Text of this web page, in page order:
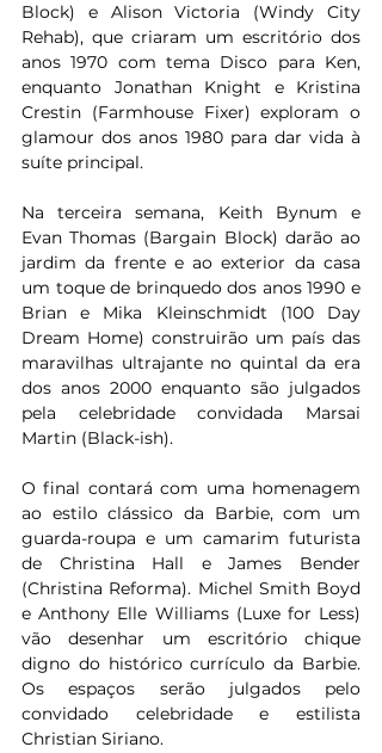
Block) e Alison Victoria (Windy City
Rehab), que criaram um escritório dos
anos 1970 com tema Disco para Ken,
enquanto Jonathan Knight e Kristina
Crestin (Farmhouse Fixer) exploram o
glamour dos anos 1980 para dar vida à
suíte principal.
Na terceira semana, Keith Bynum e
Evan Thomas (Bargain Block) darão ao
jardim da frente e ao exterior da casa
um toque de brinquedo dos anos 1990 e
Brian e Mika Kleinschmidt (100 Day
Dream Home) construirão um país das
maravilhas ultrajante no quintal da era
dos anos 2000 enquanto são julgados
pela celebridade convidada Marsai
Martin (Black-ish).
O final contará com uma homenagem
ao estilo clássico da Barbie, com um
guarda-roupa e um camarim futurista
de Christina Hall e James Bender
(Christina Reforma). Michel Smith Boyd
e Anthony Elle Williams (Luxe for Less)
vão desenhar um escritório chique
digno do histórico currículo da Barbie.
Os espaços serão julgados pelo
convidado celebridade e estilista
Christian Siriano.